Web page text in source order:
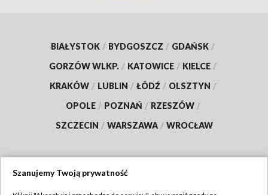
BIAŁYSTOK / BYDGOSZCZ / GDAŃSK /
GORZÓW WLKP. / KATOWICE / KIELCE /
KRAKÓW / LUBLIN / ŁÓDŹ / OLSZTYN /
OPOLE / POZNAŃ / RZESZÓW /
SZCZECIN / WARSZAWA / WROCŁAW
Szanujemy Twoją prywatność